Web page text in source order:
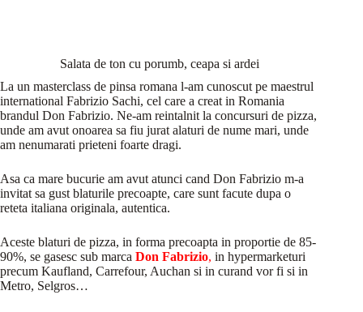
Salata de ton cu porumb, ceapa si ardei
La un masterclass de pinsa romana l-am cunoscut pe maestrul
international Fabrizio Sachi, cel care a creat in Romania
brandul Don Fabrizio. Ne-am reintalnit la concursuri de pizza,
unde am avut onoarea sa fiu jurat alaturi de nume mari, unde
am nenumarati prieteni foarte dragi.
Asa ca mare bucurie am avut atunci cand Don Fabrizio m-a
invitat sa gust blaturile precoapte, care sunt facute dupa o
reteta italiana originala, autentica.
Aceste blaturi de pizza, in forma precoapta in proportie de 85-
90%, se gasesc sub marca Don Fabrizio, in hypermarketuri
precum Kaufland, Carrefour, Auchan si in curand vor fi si in
Metro, Selgros…